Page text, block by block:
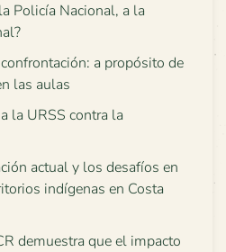
Policía Nacional, a la
a propósito de
las aulas
la URSS contra la
actual y los desafíos en
indígenas en Costa
demuestra que el impacto